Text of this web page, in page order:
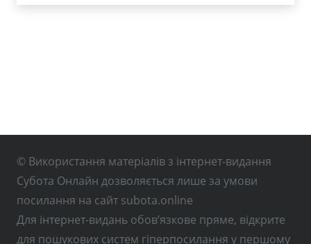
© Використання матеріалів з інтернет-видання
Субота Онлайн дозволяється лише за умови
посилання на сайт subota.online
Для інтернет-видань обов’язкове пряме, відкрите
для пошукових систем гіперпосилання у першому